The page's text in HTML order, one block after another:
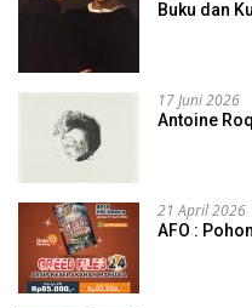
Buku dan
17 Juni 2026
Antoine
21 April 2026
AFO :